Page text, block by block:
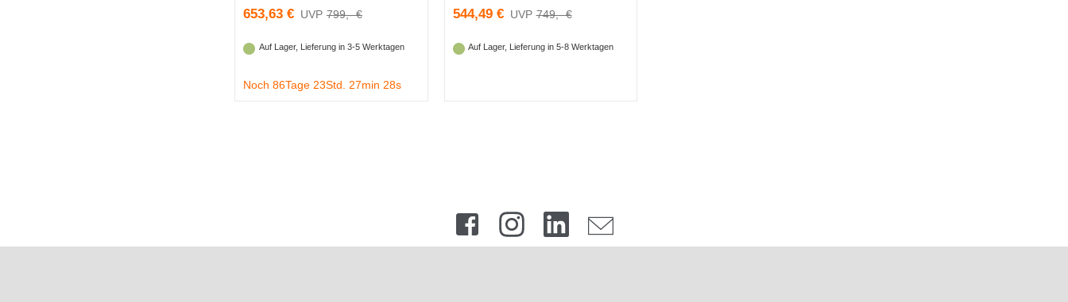
653,63 € 799,- €
Auf Lager, Lieferung in 3-5 Werktagen
Noch 86Tage 23Std. 27min 28s
544,49 € 749,- €
Auf Lager, Lieferung in 5-8 Werktagen